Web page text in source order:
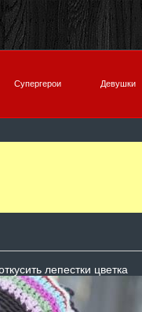
Супергерои Девушки
лепестки цветка